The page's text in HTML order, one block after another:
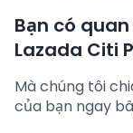
Bạn có
Lazada Citi
Mà chúng tôi
của bạn ngay